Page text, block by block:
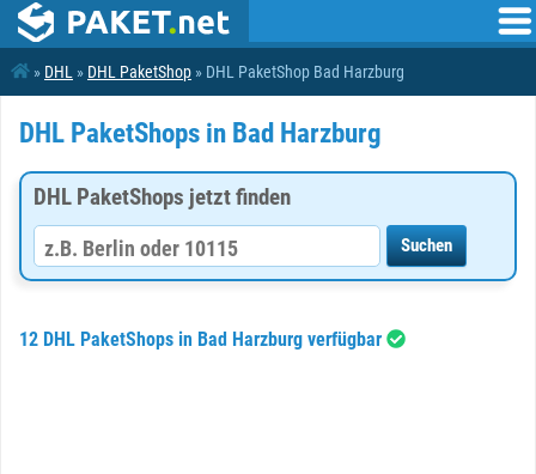
» DHL » DHL PaketShop » DHL PaketShop Bad Harzburg
DHL PaketShops in Bad Harzburg
DHL PaketShops jetzt finden
12 DHL PaketShops in Bad Harzburg verfügbar